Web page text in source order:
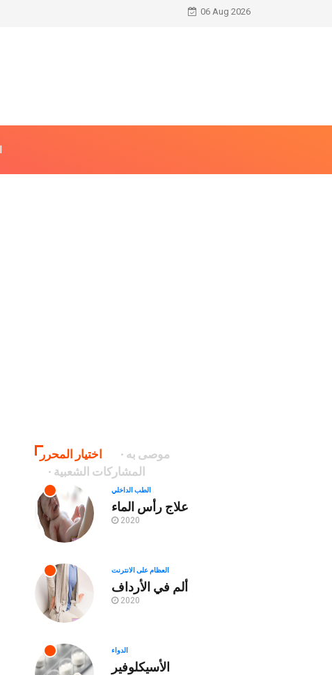
06 Aug 2026
اختيار المحرر
موصى به
المشاركات الشعبية
الطب الداخلي
علاج رأس الماء
2020
العظام على الانترنت
ألم في الأرداف
2020
الدواء
الأسيكلوفير